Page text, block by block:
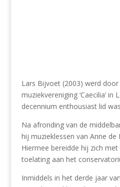
Lars Bijvoet (2003) werd
muziekvereniging ‘Caecilia’ in
decennium enthousiast lid
Na afronding van de
hij muzieklessen van Anne de
Hiermee bereidde hij zich
toelating aan het
Inmiddels in het derde jaar